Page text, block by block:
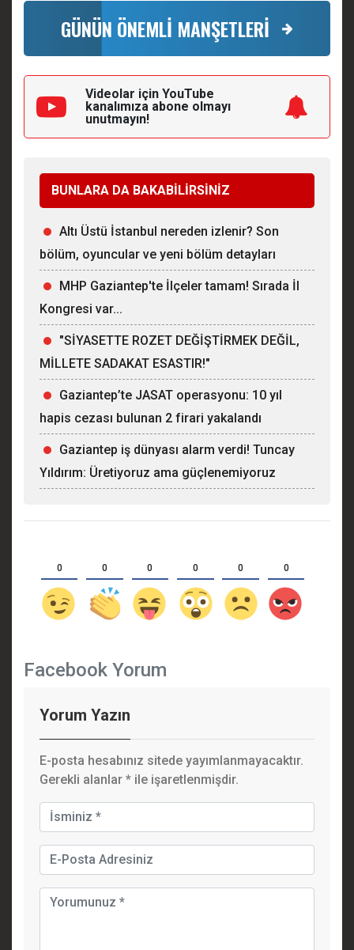
GÜNÜN ÖNEMLİ MANŞETLERİ
Videolar için YouTube
kanalımıza abone olmayı
unutmayın!
BUNLARA DA BAKABİLİRSİNİZ
Altı Üstü İstanbul nereden izlenir? Son
bölüm, oyuncular ve yeni bölüm detayları
MHP Gaziantep'te İlçeler tamam! Sırada İl
Kongresi var...
"SİYASETTE ROZET DEĞİŞTİRMEK DEĞİL,
MİLLETE SADAKAT ESASTIR!"
Gaziantep’te JASAT operasyonu: 10 yıl
hapis cezası bulunan 2 firari yakalandı
Gaziantep iş dünyası alarm verdi! Tuncay
Yıldırım: Üretiyoruz ama güçlenemiyoruz
0 0 0 0 0 0
Facebook Yorum
Yorum Yazın
E-posta hesabınız sitede yayımlanmayacaktır.
Gerekli alanlar * ile işaretlenmişdir.